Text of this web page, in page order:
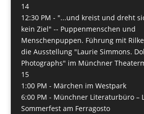
14
12:30 PM - "...und kreist und dreht
kein Ziel" -- Puppenmenschen und
Menschenpuppen. Führung mit
die Ausstellung "Laurie Simmons.
Photographs" im Münchner
15
1:00 PM - Märchen im Westpark
6:00 PM - Münchner Literaturbüro –
Sommerfest am Ferragosto